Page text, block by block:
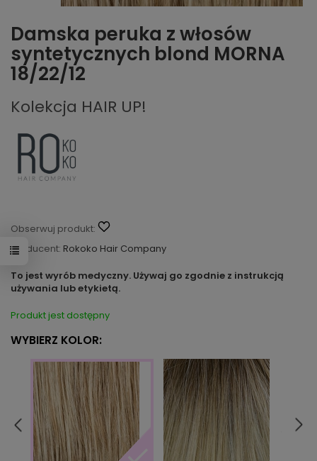
Damska peruka z włosów
syntetycznych blond MORNA
18/22/12
Kolekcja HAIR UP!
Obserwuj produkt:
Producent: Rokoko Hair Company
To jest wyrób medyczny. Używaj go zgodnie z instrukcją
używania lub etykietą.
Produkt jest dostępny
WYBIERZ KOLOR: